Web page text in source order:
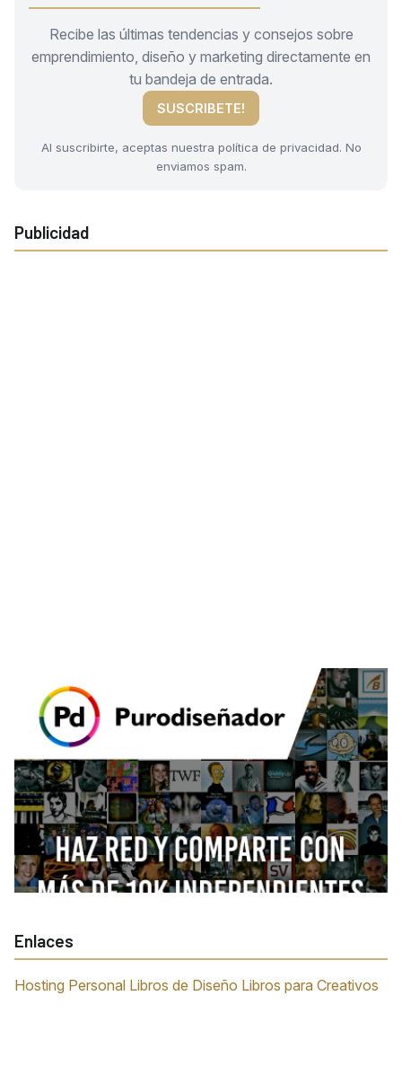
Recibe las últimas tendencias y consejos sobre
emprendimiento, diseño y marketing directamente en
tu bandeja de entrada.
SUSCRIBETE!
Al suscribirte, aceptas nuestra política de privacidad. No
enviamos spam.
Publicidad
Enlaces
Hosting Personal Libros de Diseño Libros para Creativos